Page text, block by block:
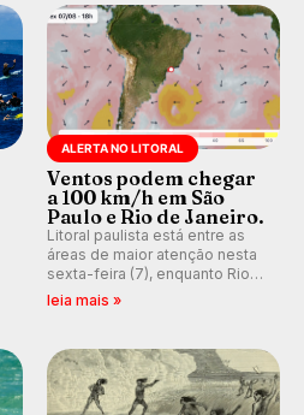
ALERTA NO LITORAL
Ventos podem chegar
a 100 km/h em São
Paulo e Rio de Janeiro.
Litoral paulista está entre as
áreas de maior atenção nesta
sexta-feira (7), enquanto Rio
de Janeiro também recebe
alerta para ventos fortes.
km/h em Itanhaém.
leia mais »